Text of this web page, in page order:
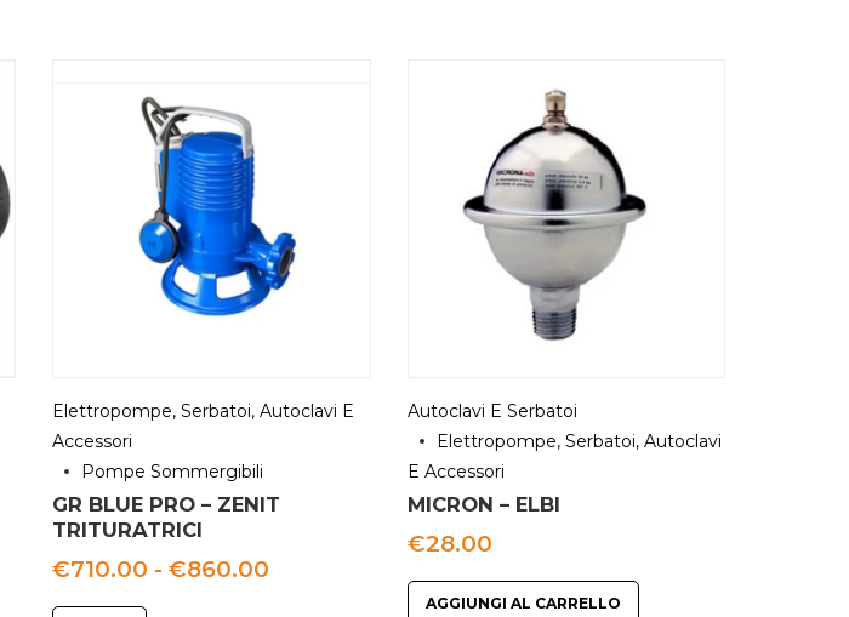
Elettropompe, Serbatoi, Autoclavi E
Accessori
Pompe Sommergibili
GR BLUE PRO – ZENIT
TRITURATRICI
€710.00 - €860.00
Autoclavi E Serbatoi
Elettropompe, Serbatoi, Autoclavi
E Accessori
MICRON – ELBI
€28.00
AGGIUNGI AL CARRELLO